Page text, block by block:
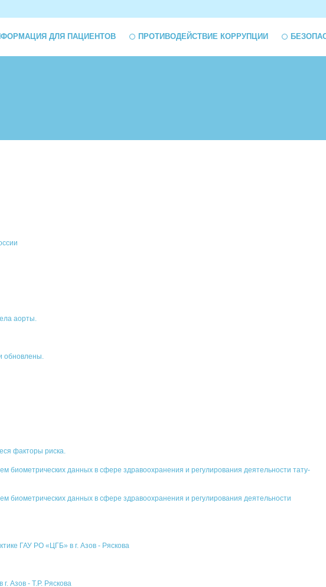
ДЛЯ ПАЦИЕНТОВ ПРОТИВОДЕЙСТВИЕ КОРРУПЦИИ
аорты.
обновлены.
факторы риска.
данных в сфере здравоохранения и регулирования деятельности тату-
данных в сфере здравоохранения и регулирования деятельности
ГАУ РО «ЦГБ» в г. Азов - Ряскова
Азов - Т.Р. Ряскова